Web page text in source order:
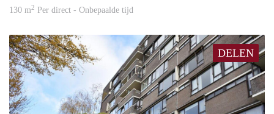
130 m2 Per direct - Onbepaalde tijd
DELEN